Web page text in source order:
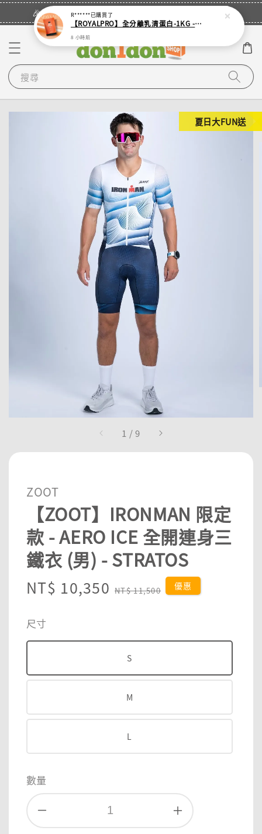
🎉登入會員・領取您的專屬折扣券！
搜尋
1 /9
夏日大FUN送
ZOOT
【ZOOT】IRONMAN 限定
款 - AERO ICE 全開連身三
鐵衣 (男) - STRATOS
Sale
NT$ 10,350 Regular
NT$ 11,500 優惠
尺寸
S
M
L
數量
R******已購買了
【ROYALPRO】全分離乳清蛋白-1KG -多口味任選｜可加購湯匙
8 小時前